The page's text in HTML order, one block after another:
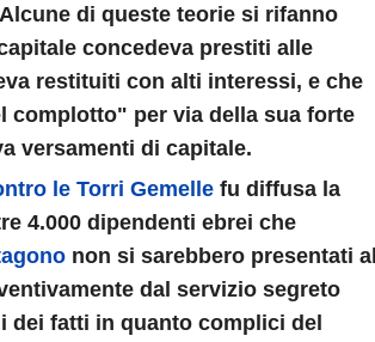
di queste teorie si rifanno
concedeva prestiti alle
restituiti con alti interessi, e che
complotto" per via della sua forte
versamenti di capitale.
le Torri Gemelle fu diffusa la
4.000 dipendenti ebrei che
non si sarebbero presentati al
dal servizio segreto
dei fatti in quanto complici del